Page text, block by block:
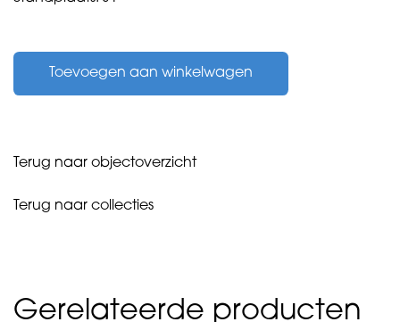
Jos
Kerkje
Toevoegen aan winkelwagen
Terug naar objectoverzicht
Terug naar collecties
Gerelateerde producten